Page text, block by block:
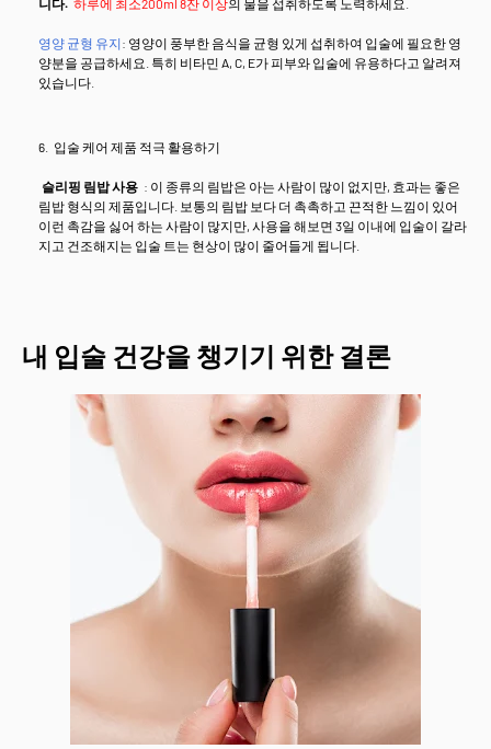
니다. 하루에 최소200ml 8잔 이상의 물을 섭취하도록 노력하세요.
영양 균형 유지: 영양이 풍부한 음식을 균형 있게 섭취하여 입술에 필요한 영
양분을 공급하세요. 특히 비타민 A, C, E가 피부와 입술에 유용하다고 알려져
있습니다.
입술 케어 제품 적극 활용하기
슬리핑 림밥 사용 : 이 종류의 림밥은 아는 사람이 많이 없지만, 효과는 좋은
림밥 형식의 제품입니다. 보통의 림밥 보다 더 촉촉하고 끈적한 느낌이 있어
이런 촉감을 싫어 하는 사람이 많지만, 사용을 해보면 3일 이내에 입술이 갈라
지고 건조해지는 입술 트는 현상이 많이 줄어들게 됩니다.
내 입술 건강을 챙기기 위한 결론